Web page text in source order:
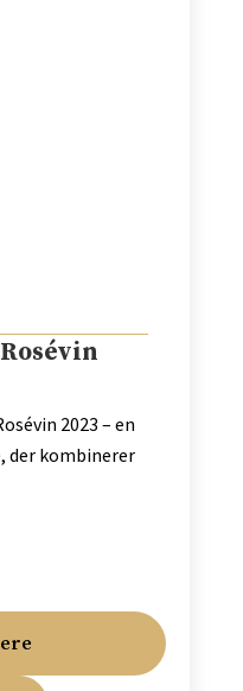
2023 – en
der kombinerer